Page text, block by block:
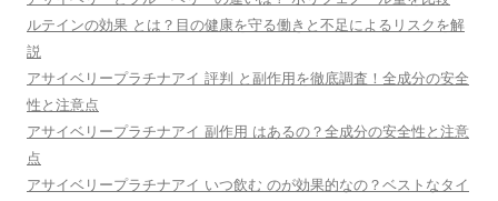
ルテインの効果 とは？目の健康を守る働きと不足によるリスクを解
説
アサイベリープラチナアイ 評判 と副作用を徹底調査！全成分の安全
性と注意点
アサイベリープラチナアイ 副作用 はあるの？全成分の安全性と注意
点
アサイベリープラチナアイ いつ飲む のが効果的なの？ベストなタイ